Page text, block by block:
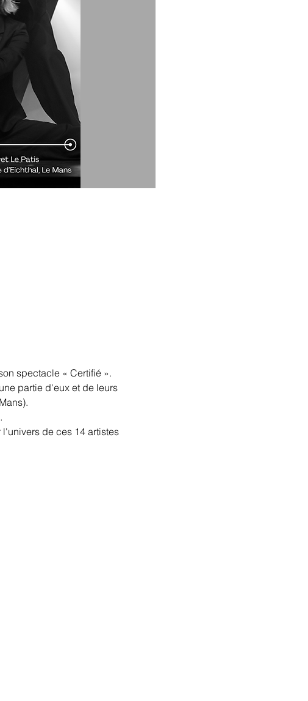
spectacle « Certifié ».
partie d'eux et de leurs
de ces 14 artistes